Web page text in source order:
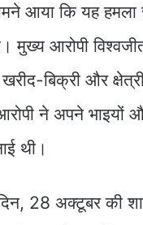
आया कि यह हमला
मुख्य आरोपी
बिक्री और
ने अपने भाइयों
थी।
28 अक्टूबर की